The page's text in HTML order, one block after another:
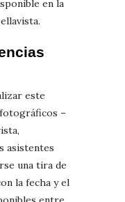
en la
este
–
asistentes
una tira de
la fecha y el